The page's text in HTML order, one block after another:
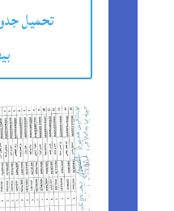
تحميل